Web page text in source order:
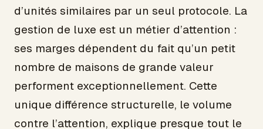
d’unités similaires par un seul protocole. La
gestion de luxe est un métier d’attention :
ses marges dépendent du fait qu’un petit
nombre de maisons de grande valeur
performent exceptionnellement. Cette
unique différence structurelle, le volume
contre l’attention, explique presque tout le